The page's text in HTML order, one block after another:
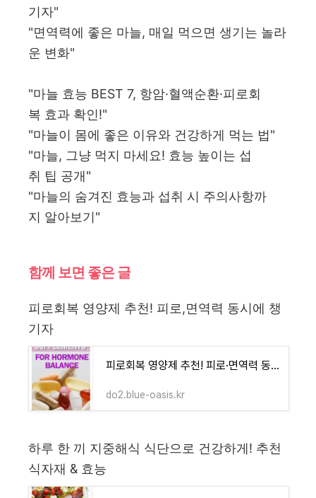
기자"
"면역력에 좋은 마늘, 매일 먹으면 생기는 놀라
운 변화"
"마늘 효능 BEST 7, 항암·혈액순환·피로회
복 효과 확인!"
"마늘이 몸에 좋은 이유와 건강하게 먹는 법"
"마늘, 그냥 먹지 마세요! 효능 높이는 섭
취 팁 공개"
"마늘의 숨겨진 효능과 섭취 시 주의사항까
지 알아보기"
함께 보면 좋은 글
피로회복 영양제 추천! 피로,면역력 동시에 챙
기자
피로회복 영양제 추천! 피로·면역력 동시에 챙기자
do2.blue-oasis.kr
하루 한 끼 지중해식 식단으로 건강하게! 추천
식자재 & 효능